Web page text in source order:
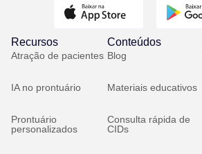
Recursos
Atração de pacientes
IA no prontuário
Prontuário
personalizados
Conteúdos
Blog
Materiais educativos
Consulta rápida de
CIDs